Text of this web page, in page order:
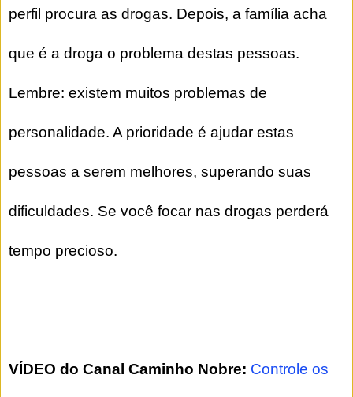
perfil procura as drogas. Depois, a família acha
que é a droga o problema destas pessoas.
Lembre: existem muitos problemas de
personalidade. A prioridade é ajudar estas
pessoas a serem melhores, superando suas
dificuldades. Se você focar nas drogas perderá
tempo precioso.
VÍDEO do Canal Caminho Nobre: Controle os